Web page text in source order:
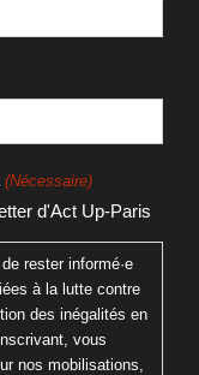
(Nécessaire)
d'Act Up-Paris
rester informé·e
à la lutte contre
des inégalités en
vous
nos mobilisations,